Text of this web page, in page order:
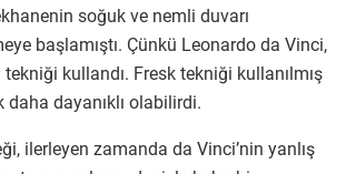
soğuk ve nemli duvarı
başlamıştı. Çünkü Leonardo da Vinci,
kullandı. Fresk tekniği kullanılmış
daha dayanıklı olabilirdi.
ilerleyen zamanda da Vinci’nin yanlış